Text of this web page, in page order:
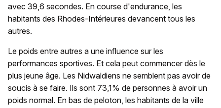
avec 39,6 secondes. En course d'endurance, les
habitants des Rhodes-Intérieures devancent tous les
autres.
Le poids entre autres a une influence sur les
performances sportives. Et cela peut commencer dès le
plus jeune âge. Les Nidwaldiens ne semblent pas avoir de
soucis à se faire. Ils sont 73,1% de personnes à avoir un
poids normal. En bas de peloton, les habitants de la ville